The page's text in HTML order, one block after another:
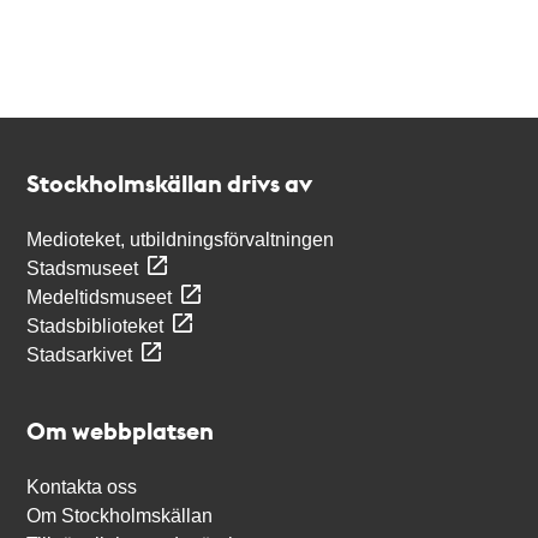
Stockholmskällan drivs av
Medioteket, utbildningsförvaltningen
Stadsmuseet
Medeltidsmuseet
Stadsbiblioteket
Stadsarkivet
Om webbplatsen
Kontakta oss
Om Stockholmskällan